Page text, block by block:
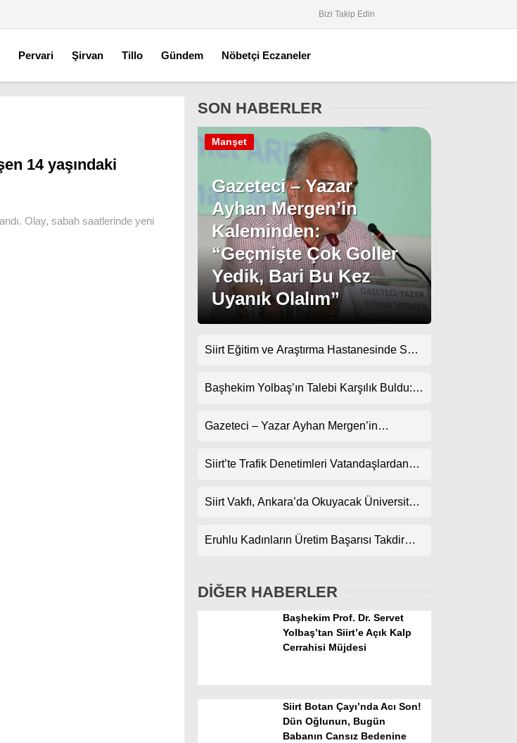
Gündem
Spor
Magazin
Bizi Takip Edin
Pervari Şirvan Tillo Gündem Nöbetçi Eczaneler
14 yaşındaki
Olay, sabah saatlerinde yeni
SON HABERLER
Gazeteci – Yazar
Ayhan Mergen’in
Kaleminden:
“Geçmişte Çok Goller
Yedik, Bari Bu Kez
Uyanık Olalım”
Manşet
Siirt Eğitim ve Araştırma Hastanesinde Son
Randevularda Bekleme Süresi Kısaldı
Başhekim Yolbaş’ın Talebi Karşılık Buldu:
Gazeteci – Yazar Ayhan Mergen’in
Kuralları”
Siirt’te Trafik Denetimleri Vatandaşlardan
Siirt Vakfı, Ankara’da Okuyacak Üniversite
Eruhlu Kadınların Üretim Başarısı Takdir
DİĞER HABERLER
Başhekim Prof. Dr. Servet
Yolbaş’tan Siirt’e Açık Kalp
Cerrahisi Müjdesi
Siirt Botan Çayı’nda Acı Son!
Dün Oğlunun, Bugün
Babanın Cansız Bedenine